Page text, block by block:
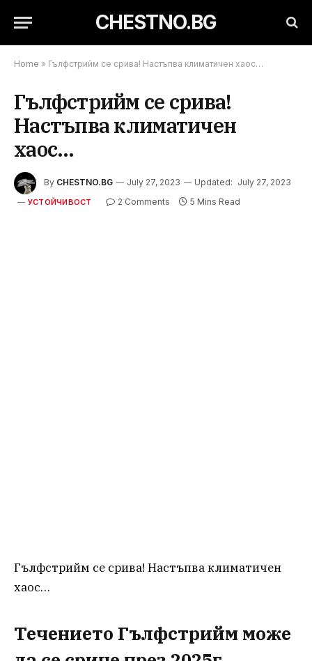
CHESTNO.BG
Home » Гълфстрийм се срива! Настъпва климатичен хаос…
Гълфстрийм се срива!
Настъпва климатичен
хаос…
By CHESTNO.BG July 27, 2023 Updated: July 27, 2023
УСТОЙЧИВОСТ 2 Comments 5 Mins Read
Гълфстрийм се срива! Настъпва климатичен
хаос…
Течението Гълфстрийм може